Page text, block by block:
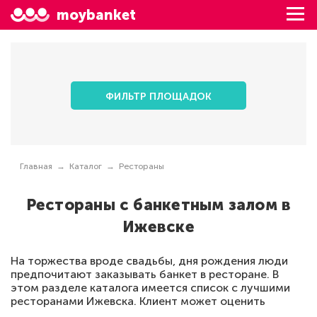
moybanket
ФИЛЬТР ПЛОЩАДОК
Главная Каталог Рестораны
Рестораны с банкетным залом в
Ижевске
На торжества вроде свадьбы, дня рождения люди
предпочитают заказывать банкет в ресторане. В
этом разделе каталога имеется список с лучшими
ресторанами Ижевска. Клиент может оценить